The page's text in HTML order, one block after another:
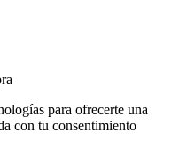
para ofrecerte una
con tu consentimiento